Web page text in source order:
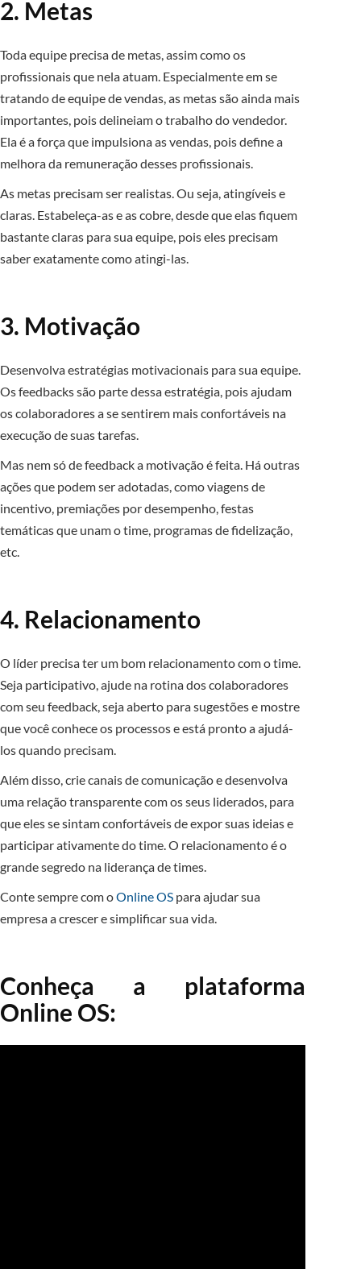
2. Metas
Toda equipe precisa de metas, assim como os
profissionais que nela atuam. Especialmente em se
tratando de equipe de vendas, as metas são ainda mais
importantes, pois delineiam o trabalho do vendedor.
Ela é a força que impulsiona as vendas, pois define a
melhora da remuneração desses profissionais.
As metas precisam ser realistas. Ou seja, atingíveis e
claras. Estabeleça-as e as cobre, desde que elas fiquem
bastante claras para sua equipe, pois eles precisam
saber exatamente como atingi-las.
3. Motivação
Desenvolva estratégias motivacionais para sua equipe.
Os feedbacks são parte dessa estratégia, pois ajudam
os colaboradores a se sentirem mais confortáveis na
execução de suas tarefas.
Mas nem só de feedback a motivação é feita. Há outras
ações que podem ser adotadas, como viagens de
incentivo, premiações por desempenho, festas
temáticas que unam o time, programas de fidelização,
etc.
4. Relacionamento
O líder precisa ter um bom relacionamento com o time.
Seja participativo, ajude na rotina dos colaboradores
com seu feedback, seja aberto para sugestões e mostre
que você conhece os processos e está pronto a ajudá-
los quando precisam.
Além disso, crie canais de comunicação e desenvolva
uma relação transparente com os seus liderados, para
que eles se sintam confortáveis de expor suas ideias e
participar ativamente do time. O relacionamento é o
grande segredo na liderança de times.
Conte sempre com oOnline OS para ajudar sua
empresa a crescer e simplificar sua vida.
Conheça a plataforma
Online OS: